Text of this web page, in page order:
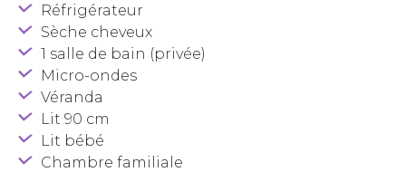
Réfrigérateur
Sèche cheveux
1 salle de bain (privée)
Micro-ondes
Véranda
Lit 90 cm
Lit bébé
Chambre familiale